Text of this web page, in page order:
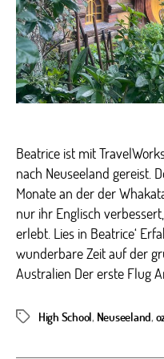
Beatrice ist mit
nach Neuseeland gereist.
Monate an der der
nur ihr Englisch
erlebt. Lies in Beatrice‘
wunderbare Zeit auf der
Australien Der erste Flug
Schlagwörter
High School, Neuseeland,